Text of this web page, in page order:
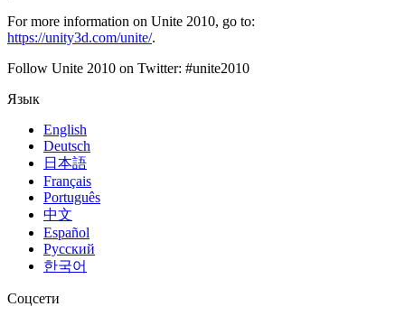
For more information on Unite 2010, go to:
https://unity3d.com/unite/.
Follow Unite 2010 on Twitter: #unite2010
Язык
English
Deutsch
日本語
Français
Português
中文
Español
Русский
한국어
Соцсети